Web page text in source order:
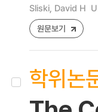
Sliski, David H
원문보기
학위논